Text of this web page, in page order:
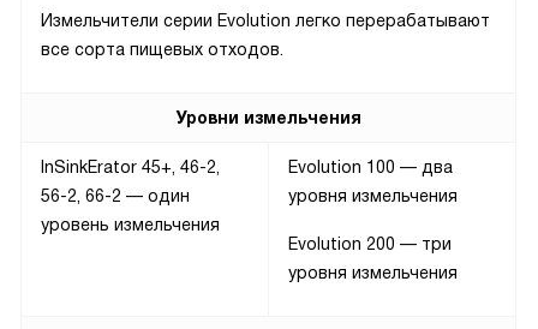
Измельчители серии Evolution легко перерабатывают
все сорта пищевых отходов.
Уровни измельчения
InSinkErator 45+, 46-2,
56-2, 66-2 — один
уровень измельчения
Evolution 100 — два
уровня измельчения
Evolution 200 — три
уровня измельчения